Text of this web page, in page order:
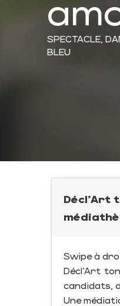
SPECTACLE,
BLEU
Décl'Art
Swipe à
Décl’Art
candidats,
Une